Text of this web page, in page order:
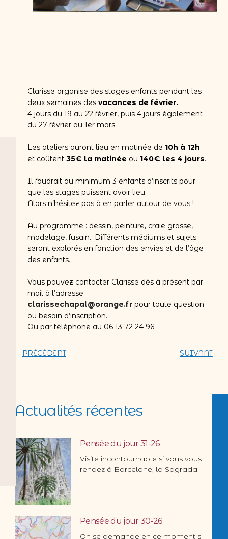
Clarisse organise des stages enfants pendant les
deux semaines des vacances de février.
4 jours du 19 au 22 février, puis 4 jours également
du 27 février au 1er mars.
Les ateliers auront lieu en matinée de 10h à 12h
et coûtent 35€ la matinée ou 140€ les 4 jours.
Il faudrait au minimum 3 enfants d’inscrits pour
que les stages puissent avoir lieu.
Alors n’hésitez pas à en parler autour de vous !
Au programme : dessin, peinture, craie grasse,
modelage, fusain.. Différents médiums et sujets
seront explorés en fonction des envies et de l’âge
des enfants.
Vous pouvez contacter Clarisse dès à présent par
mail à l’adresse
clarissechapal@orange.frpour toute question
ou besoin d’inscription.
Ou par téléphone au 06 13 72 24 96.
PRÉCÉDENT SUIVANT
Actualités récentes
Pensée du jour 31-26
Visite incontournable si vous vous
rendez à Barcelone, la Sagrada
Pensée du jour 30-26
On se demande en ce moment si